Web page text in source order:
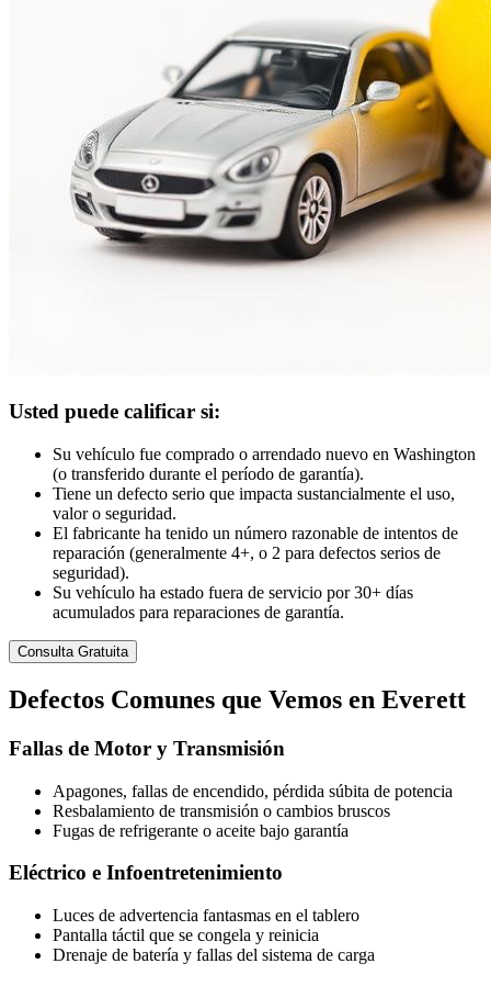
Usted puede calificar si:
Su vehículo fue comprado o arrendado nuevo en Washington
(o transferido durante el período de garantía).
Tiene un defecto serio que impacta sustancialmente el uso,
valor o seguridad.
El fabricante ha tenido un número razonable de intentos de
reparación (generalmente 4+, o 2 para defectos serios de
seguridad).
Su vehículo ha estado fuera de servicio por 30+ días
acumulados para reparaciones de garantía.
Consulta Gratuita
Defectos Comunes que Vemos en Everett
Fallas de Motor y Transmisión
Apagones, fallas de encendido, pérdida súbita de potencia
Resbalamiento de transmisión o cambios bruscos
Fugas de refrigerante o aceite bajo garantía
Eléctrico e Infoentretenimiento
Luces de advertencia fantasmas en el tablero
Pantalla táctil que se congela y reinicia
Drenaje de batería y fallas del sistema de carga